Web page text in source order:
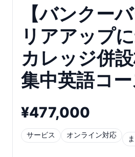
【バンクー
リアアップ
カレッジ併
集中英語コ
¥477,000
サービス オンライン対応